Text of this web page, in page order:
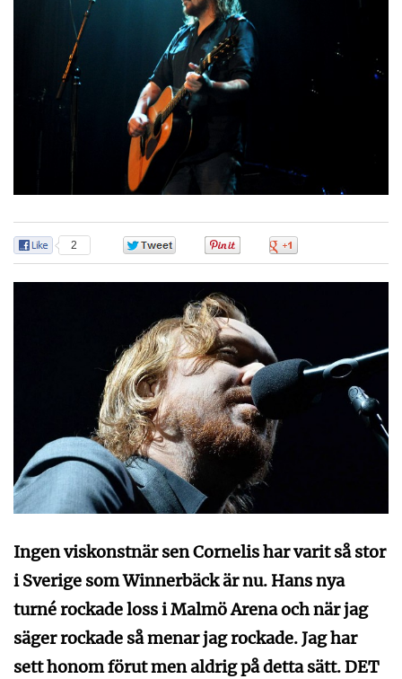
2
Ingen viskonstnär sen Cornelis har varit så stor
i Sverige som Winnerbäck är nu. Hans nya
turné rockade loss i Malmö Arena och när jag
säger rockade så menar jag rockade. Jag har
sett honom förut men aldrig på detta sätt. DET